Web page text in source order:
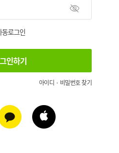
동로그인
아이디 · 비밀번호 찾기